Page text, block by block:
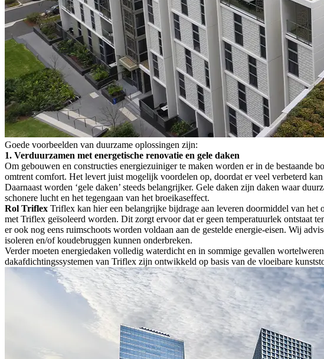
Goede voorbeelden van duurzame oplossingen zijn:
1. Verduurzamen met energetische renovatie en gele daken
Om gebouwen en constructies energiezuiniger te maken worden er in de bestaande
omtrent comfort. Het levert juist mogelijk voordelen op, doordat er veel verbeterd
Daarnaast worden ‘gele daken’ steeds belangrijker. Gele daken zijn daken waar
schonere lucht en het tegengaan van het broeikaseffect.
Rol Triflex Triflex kan hier een belangrijke bijdrage aan leveren doormiddel van het
met Triflex geïsoleerd worden. Dit zorgt ervoor dat er geen temperatuurlek ontstaat
er ook nog eens ruimschoots worden voldaan aan de gestelde energie-eisen. Wij
isoleren en/of koudebruggen kunnen onderbreken.
Verder moeten energiedaken volledig waterdicht en in sommige gevallen
dakafdichtingssystemen van Triflex zijn ontwikkeld op basis van de vloeibare